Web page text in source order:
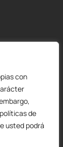
con
de
usted podrá